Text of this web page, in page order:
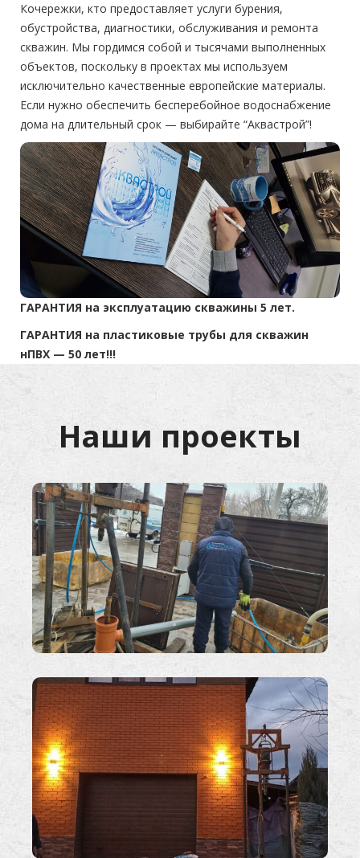
Кочережки, кто предоставляет услуги бурения,
обустройства, диагностики, обслуживания и ремонта
скважин. Мы гордимся собой и тысячами выполненных
объектов, поскольку в проектах мы используем
исключительно качественные европейские материалы.
Если нужно обеспечить бесперебойное водоснабжение
дома на длительный срок — выбирайте “Аквастрой”!
ГАРАНТИЯ на эксплуатацию скважины 5 лет.
ГАРАНТИЯ на пластиковые трубы для скважин
нПВХ — 50 лет!!!
Наши проекты